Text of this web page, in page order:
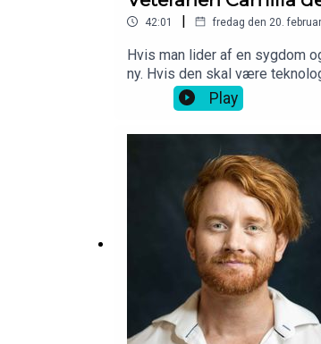
42:01 | fredag den 20.
Hvis man lider af en sygdom
ny. Hvis den skal være
og siden udvikle appen
efter et angstanfald.
Play